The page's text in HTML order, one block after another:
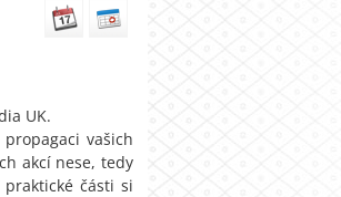
UK.
vašich
akcí nese, tedy
části si